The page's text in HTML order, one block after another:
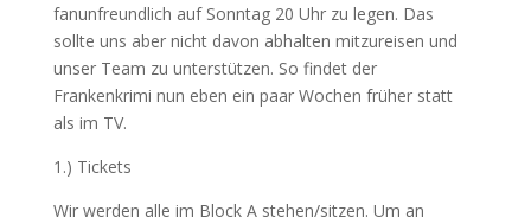
fanunfreundlich auf Sonntag 20 Uhr zu legen. Das
sollte uns aber nicht davon abhalten mitzureisen und
unser Team zu unterstützen. So findet der
Frankenkrimi nun eben ein paar Wochen früher statt
als im TV.
1.) Tickets
Wir werden alle im Block A stehen/sitzen. Um an